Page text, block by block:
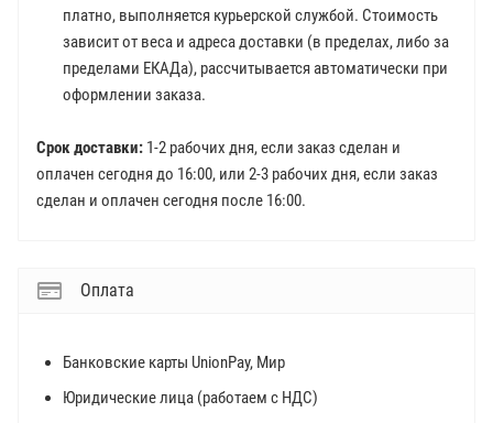
платно, выполняется курьерской службой. Стоимость
зависит от веса и адреса доставки (в пределах, либо за
пределами ЕКАДа), рассчитывается автоматически при
оформлении заказа.
Срок доставки: 1-2 рабочих дня, если заказ сделан и
оплачен сегодня до 16:00, или 2-3 рабочих дня, если заказ
сделан и оплачен сегодня после 16:00.
Оплата
Банковские карты UnionPay, Мир
Юридические лица (работаем с НДС)